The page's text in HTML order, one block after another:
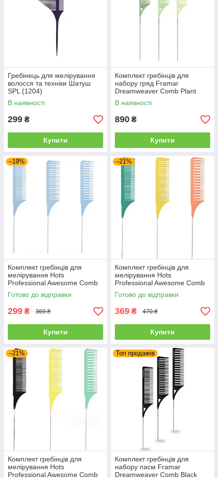
Гребінець для мелірування
волосся та техніки Шатуш
SPL (1204)
В наявності
299 ₴
Купити
Комплект гребінців для
набору гряд Framar
Dreamweaver Comb Plant
Mom (пастельні кольори), 3
шт (92004)
В наявності
890 ₴
Купити
–19%
Комплект гребінців для
мелірування Hots
Professional Awesome Comb
Pastel Blue, 3 шт (HP98003)
Готово до відправки
299 ₴ 369 ₴
Купити
–21%
Комплект гребінців для
мелірування Hots
Professional Awesome Comb
Coral/Green/Yellow 3 шт
(HP98006)
Готово до відправки
369 ₴ 470 ₴
Купити
–21%
Комплект гребінців для
мелірування Hots
Professional Awesome Comb
Топ продажів
Комплект гребінців для
набору пасм Framar
Dreamweaver Comb Black